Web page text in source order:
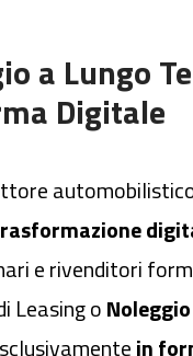
a Lungo
Digitale
e rivenditori
Leasing o
in